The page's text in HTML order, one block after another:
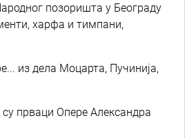
позоришта у Београду
харфа и тимпани,
из дела Моцарта, Пучинија,
прваци Опере Александра